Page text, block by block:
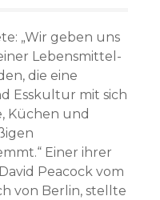
„Wir geben uns
Lebensmittel-
die eine
Esskultur mit sich
Küchen und
Einer ihrer
Peacock vom
von Berlin, stellte